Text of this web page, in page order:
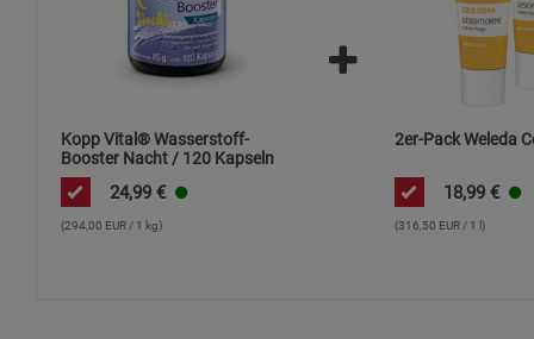
Kopp Vital® Wasserstoff-
Booster Nacht / 120 Kapseln
24,99 €
(294,00 EUR / 1 kg)
2er-Pack Weleda
18,99 €
(316,50 EUR / 1 l)